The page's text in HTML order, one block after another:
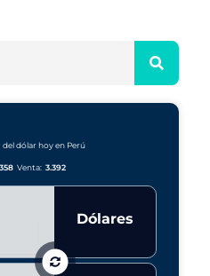
del dólar hoy en Perú
Venta: 3.392
Dólares